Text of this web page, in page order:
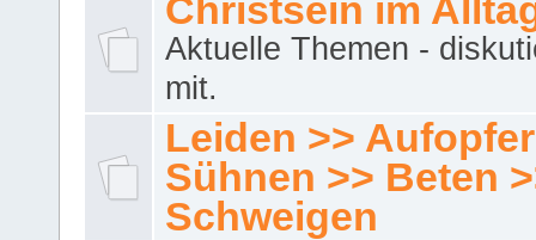
Christsein im
Aktuelle Themen -
mit.
Leiden >>
Sühnen >> Beten
Schweigen